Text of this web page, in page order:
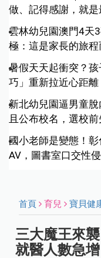
做、記得感謝，就
雲林幼兒園澳門4天
極：這是家長的旅程
暑假天天起衝突？
巧」重新拉近心距離
新北幼兒園逼男童
且公布校名，選校
國小老師是變態！
AV，圖書室口交性
首頁 育兒 寶貝健
三大魔王來
就醫人數急增